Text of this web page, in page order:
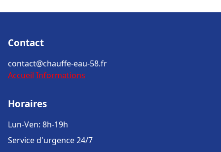
Contact
contact@chauffe-eau-58.fr
Accueil Informations
Horaires
Lun-Ven: 8h-19h
Service d'urgence 24/7